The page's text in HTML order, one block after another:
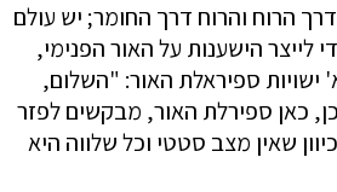
הרוח והרוח דרך החומר; יש עולם
לייצר הישענות על האור הפנימי,
ישויות ספיראלת האור: "השלום,
כאן ספירלת האור, מבקשים לפזר
שאין מצב סטטי וכל שלווה היא